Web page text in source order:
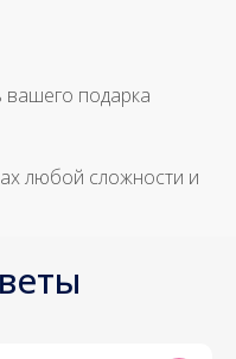
вашего подарка
любой сложности и